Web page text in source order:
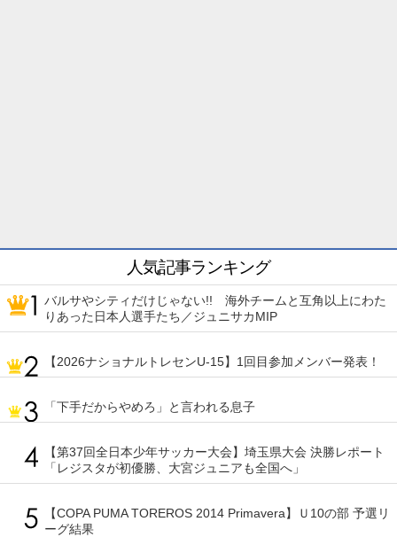
人気記事ランキング
バルサやシティだけじゃない!! 海外チームと互角以上にわた
りあった日本人選手たち／ジュニサカMIP
【2026ナショナルトレセンU-15】1回目参加メンバー発表！
「下手だからやめろ」と言われる息子
【第37回全日本少年サッカー大会】埼玉県大会 決勝レポート
「レジスタが初優勝、大宮ジュニアも全国へ」
【COPA PUMA TOREROS 2014 Primavera】Ｕ10の部 予選リ
ーグ結果